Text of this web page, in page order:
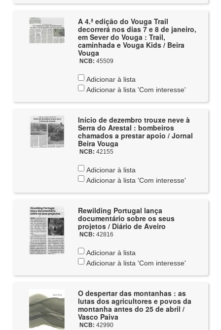
A 4.ª edição do Vouga Trail
decorrerá nos dias 7 e 8 de janeiro,
em Sever do Vouga : Trail,
caminhada e Vouga Kids / Beira
Vouga
NCB: 45509
Adicionar à lista
Adicionar à lista 'Com interesse'
Início de dezembro trouxe neve à
Serra do Arestal : bombeiros
chamados a prestar apoio / Jornal
Beira Vouga
NCB: 42155
Adicionar à lista
Adicionar à lista 'Com interesse'
Rewilding Portugal lança
documentário sobre os seus
projetos / Diário de Aveiro
NCB: 42816
Adicionar à lista
Adicionar à lista 'Com interesse'
O despertar das montanhas : as
lutas dos agricultores e povos da
montanha antes do 25 de abril /
Vasco Paiva
NCB: 42990